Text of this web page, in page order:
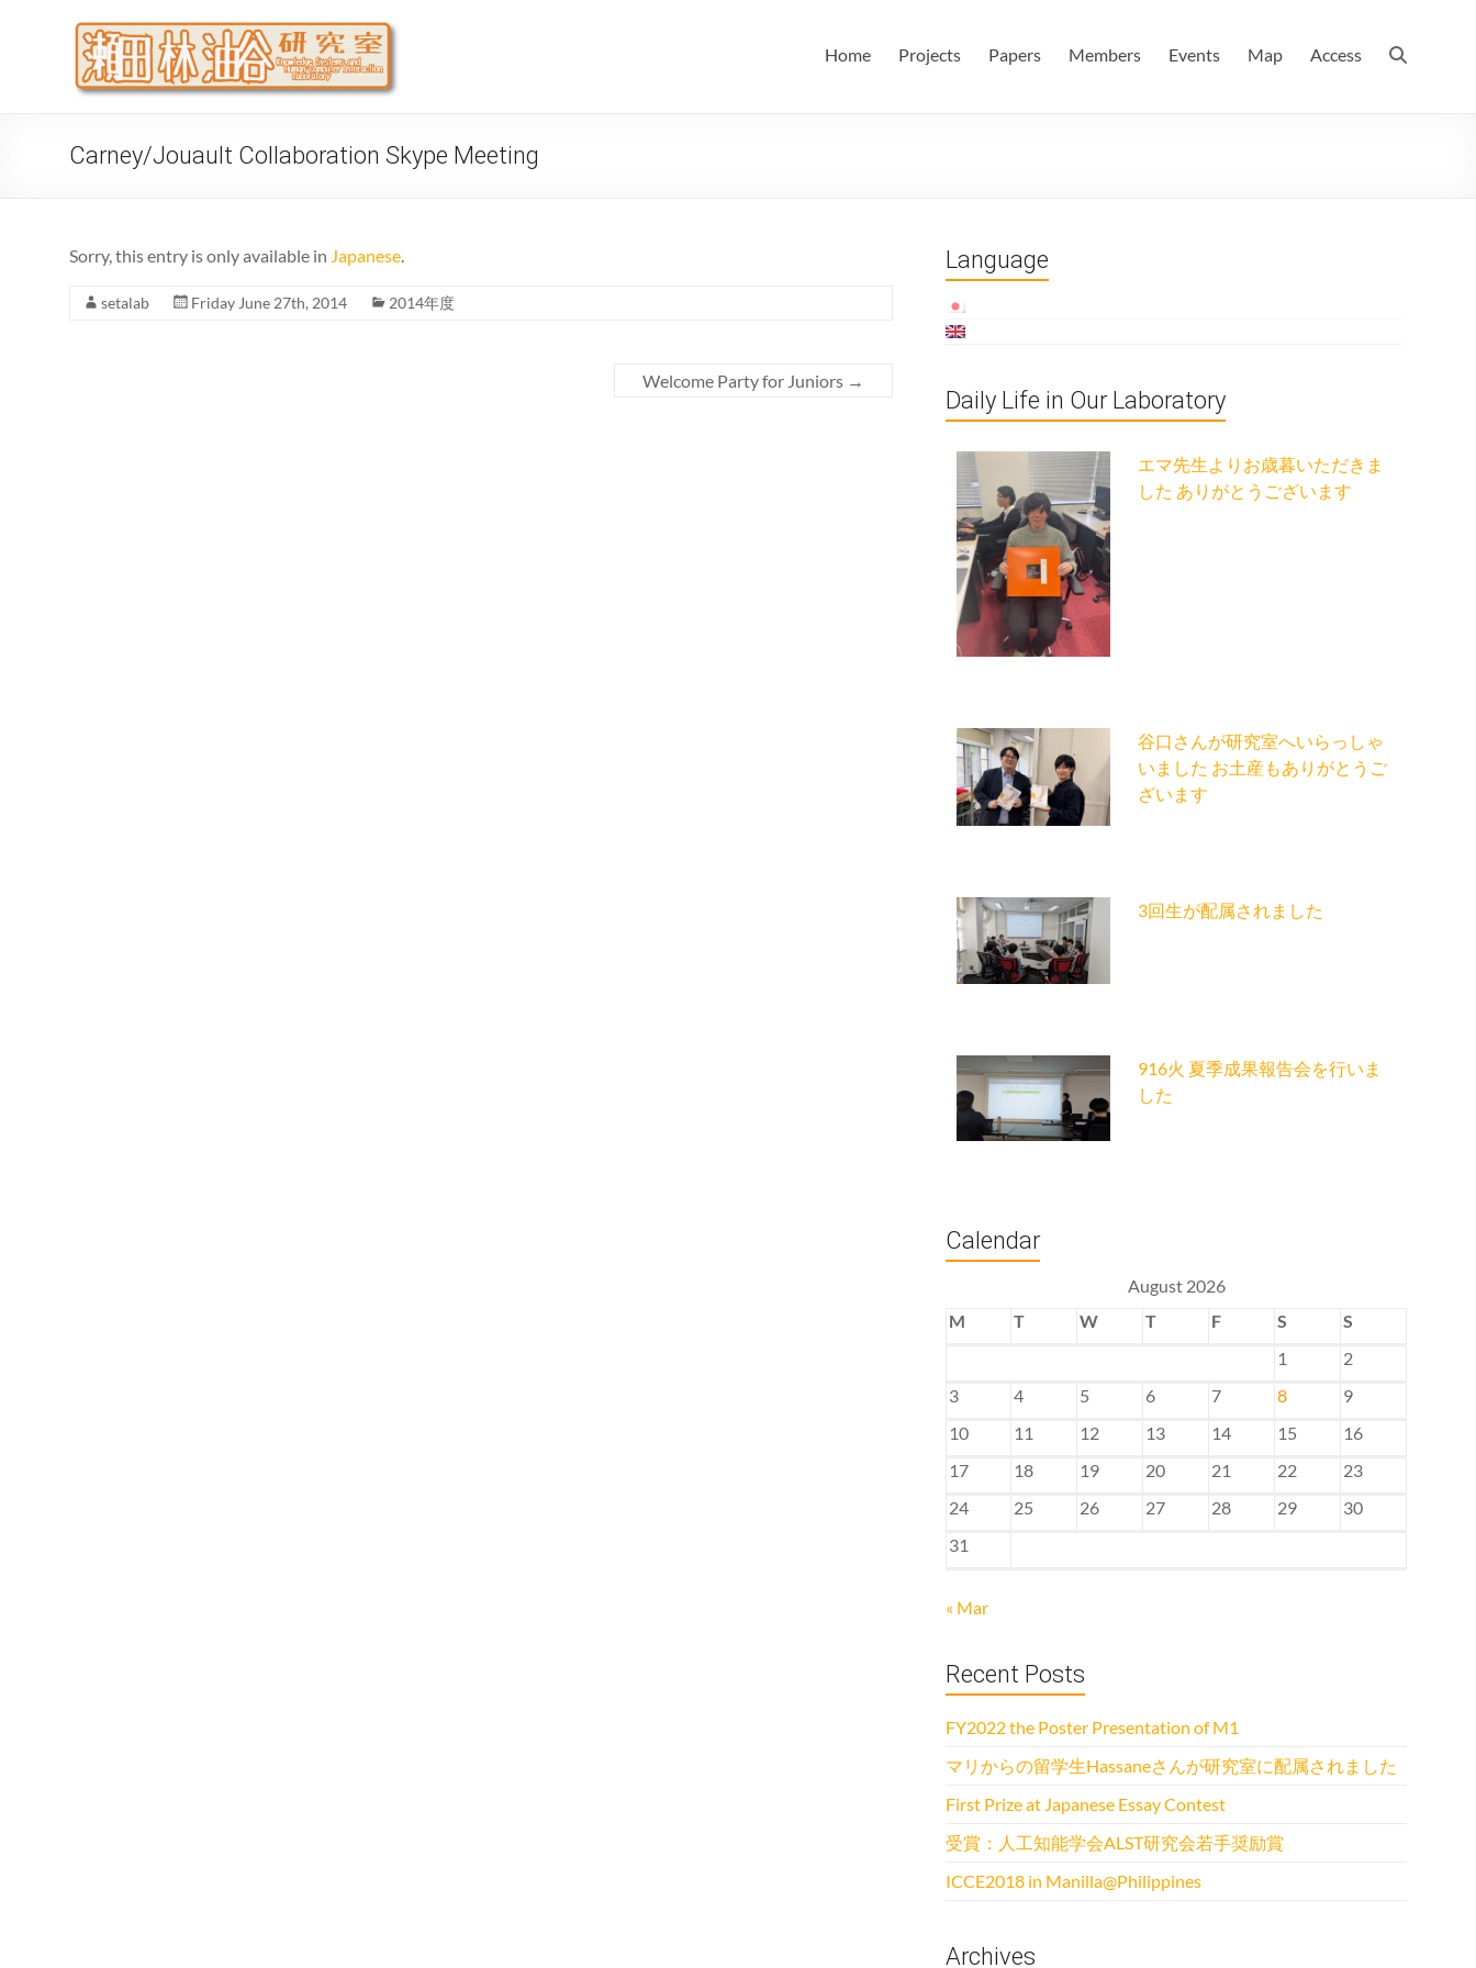
代システム科学域 知識情報システム学類 瀬田研究室
Home Projects Papers Members Events Map Access
Carney/Jouault Collaboration Skype Meeting
Sorry, this entry is only available in Japanese.
setalab Friday June 27th, 2014 2014年度
Welcome Party for Juniors →
Language
Daily Life in Our Laboratory
エマ先生よりお歳暮いただきま
した ありがとうございます
谷口さんが研究室へいらっしゃ
いました お土産もありがとうご
ざいます
3回生が配属されました
916火 夏季成果報告会を行いま
した
Calendar
August 2026
M
T W T F S
S
1
2
3
4 5 6 7 8
9
10
11 12 13 14 15
16
17
18 19 20 21 22
23
24
25 26 27 28 29
30
31
« Mar
Recent Posts
FY2022 the Poster Presentation of M1
マリからの留学生Hassaneさんが研究室に配属されました
First Prize at Japanese Essay Contest
受賞：人工知能学会ALST研究会若手奨励賞
ICCE2018 in Manilla@Philippines
Archives